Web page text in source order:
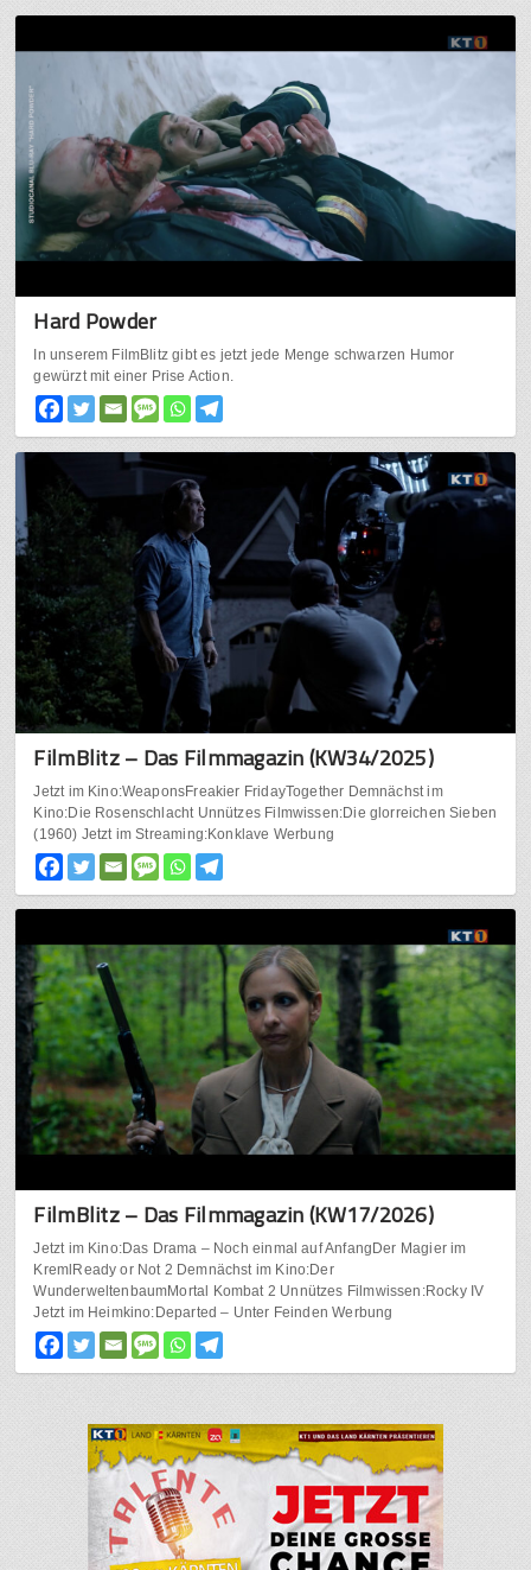
Hard Powder
In unserem FilmBlitz gibt es jetzt jede Menge schwarzen Humor
gewürzt mit einer Prise Action.
FilmBlitz – Das Filmmagazin (KW34/2025)
Jetzt im Kino:WeaponsFreakier FridayTogether Demnächst im
Kino:Die Rosenschlacht Unnützes Filmwissen:Die glorreichen Sieben
(1960) Jetzt im Streaming:Konklave Werbung
FilmBlitz – Das Filmmagazin (KW17/2026)
Jetzt im Kino:Das Drama – Noch einmal auf AnfangDer Magier im
KremlReady or Not 2 Demnächst im Kino:Der
WunderweltenbaumMortal Kombat 2 Unnützes Filmwissen:Rocky IV
Jetzt im Heimkino:Departed – Unter Feinden Werbung